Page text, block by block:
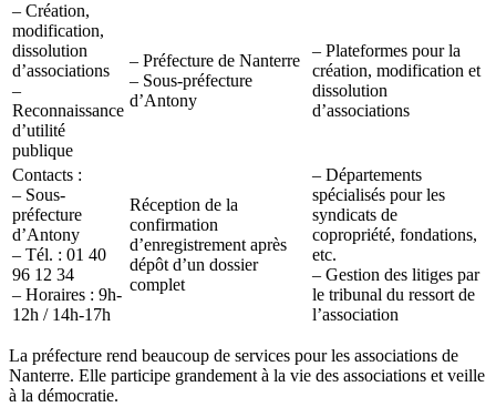
– Création,
modification,
dissolution
d’associations
–
Reconnaissance
d’utilité
publique
– Préfecture de Nanterre
– Sous-préfecture
d’Antony
– Plateformes pour la
création, modification et
dissolution
d’associations
Contacts :
– Sous-
préfecture
d’Antony
– Tél. : 01 40
96 12 34
– Horaires : 9h-
12h / 14h-17h
Réception de la
confirmation
d’enregistrement après
dépôt d’un dossier
complet
– Départements
spécialisés pour les
syndicats de
copropriété, fondations,
etc.
– Gestion des litiges par
le tribunal du ressort de
l’association
La préfecture rend beaucoup de services pour les associations de
Nanterre. Elle participe grandement à la vie des associations et veille
à la démocratie.